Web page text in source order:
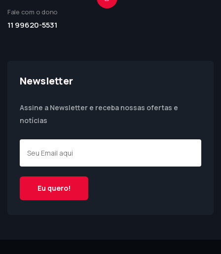
Fale com o dono
11 99620-5531
Newsletter
Assine a Newsletter e receba nossas ofertas e
notícias